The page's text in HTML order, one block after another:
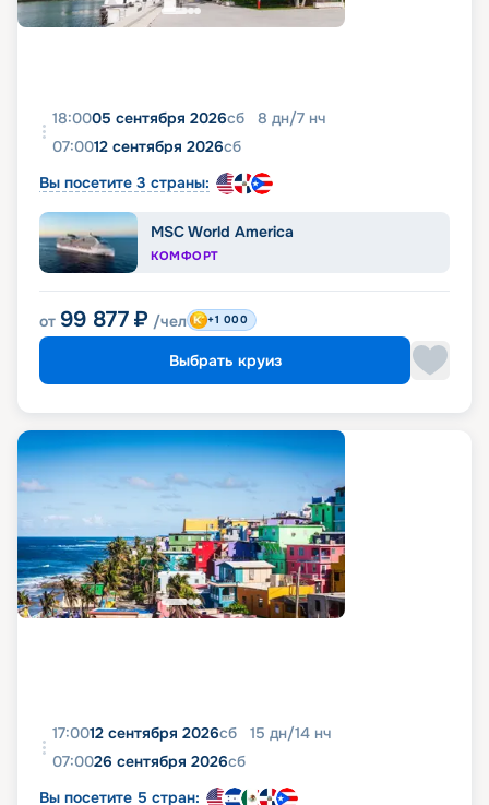
18:0005 сентября 2026сб 8 дн/7 нч
07:0012 сентября 2026сб
Вы посетите 3 страны:
MSC World America
КОМФОРТ
от 99 877 ₽ /чел +1 000
Выбрать круиз
17:0012 сентября 2026сб 15 дн/14 нч
07:0026 сентября 2026сб
Вы посетите 5 стран: